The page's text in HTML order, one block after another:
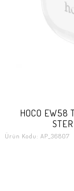
HOCO EW58
Ürün Kodu: AP_36807